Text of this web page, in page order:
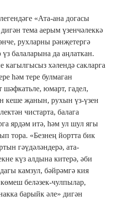
«Ата-ана догасы
тема аерым үзенчәлеккә
рухларны рәнҗетергә
балаларына да аңлаткан.
кагылгысыз хәлендә сакларга
һәм тере булмаган
шәфкатьле, юмарт, гадел,
кеше җанын, рухын үз-үзен
чистарта, балага
ярдәм итә, һәм ул шул ягы
тора. «Безнең йортта бик
гәүдәләндерә, ата-
күз алдына китерә, әби
камзул, бәйрәмгә кия
беләзек-чулпылар,
барыйк әле» дигән